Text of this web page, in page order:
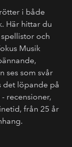
i både
Här hittar du
och
Musik
ses som svår
det löpande på
recensioner,
från 25 år